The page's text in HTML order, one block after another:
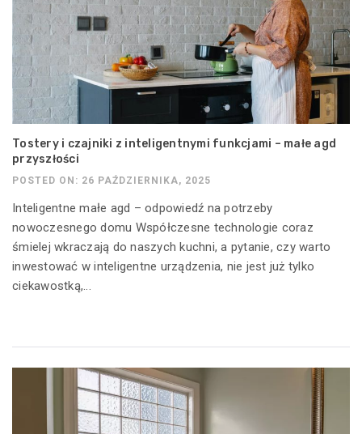
Tostery i czajniki z inteligentnymi funkcjami – małe agd
przyszłości
POSTED ON: 26 PAŹDZIERNIKA, 2025
Inteligentne małe agd – odpowiedź na potrzeby
nowoczesnego domu Współczesne technologie coraz
śmielej wkraczają do naszych kuchni, a pytanie, czy warto
inwestować w inteligentne urządzenia, nie jest już tylko
ciekawostką,...